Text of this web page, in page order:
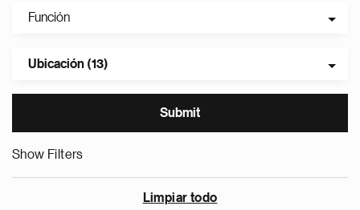
Función
Ubicación (13)
Show Filters
Limpiar todo